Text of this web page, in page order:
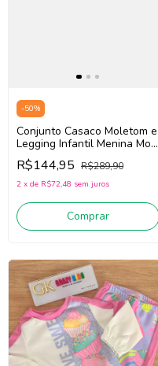
-50%
Conjunto Casaco Moletom e
Legging Infantil Menina Mon
Sucré 138022034
(Rosa/Verde)
R$144,95 R$289,90
2 x de R$72,48 sem juros
Comprar